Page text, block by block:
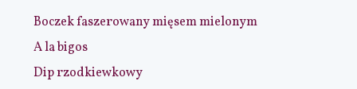
Boczek faszerowany mięsem mielonym
A la bigos
Dip rzodkiewkowy